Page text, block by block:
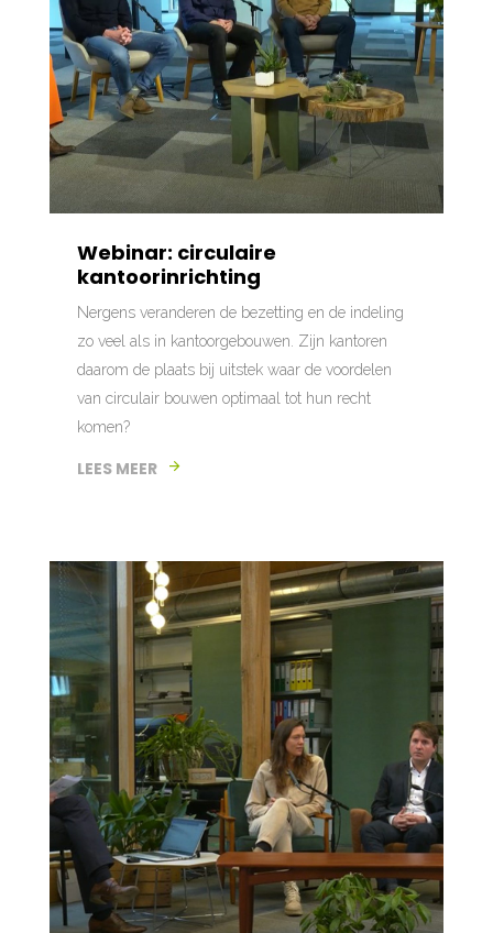
Webinar: circulaire
kantoorinrichting
Nergens veranderen de bezetting en de indeling
zo veel als in kantoorgebouwen. Zijn kantoren
daarom de plaats bij uitstek waar de voordelen
van circulair bouwen optimaal tot hun recht
komen?
LEES MEER